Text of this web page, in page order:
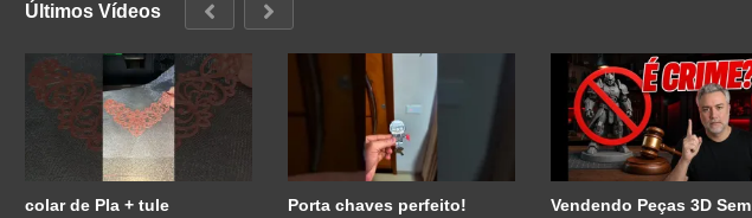
Últimos Vídeos
colar de Pla + tule
Porta chaves perfeito!
Vendendo Peças 3D Sem